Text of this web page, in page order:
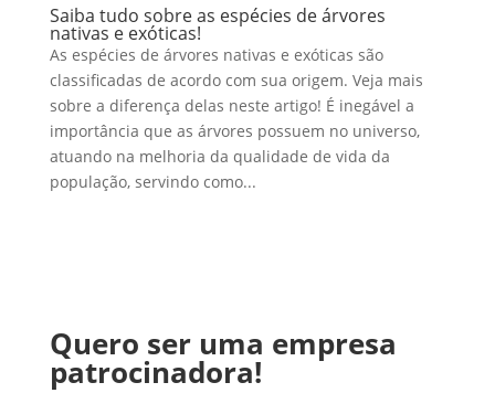
Saiba tudo sobre as espécies de árvores
nativas e exóticas!
As espécies de árvores nativas e exóticas são
classificadas de acordo com sua origem. Veja mais
sobre a diferença delas neste artigo! É inegável a
importância que as árvores possuem no universo,
atuando na melhoria da qualidade de vida da
população, servindo como...
Quero ser uma empresa
patrocinadora!